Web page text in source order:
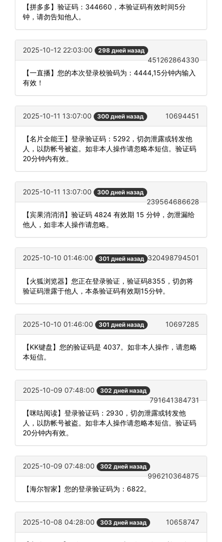
【拼多多】验证码：344660，本验证码有效时间5分
钟，请勿告知他人。
2025-10-12 22:03:00 298 дней назад
451262864330
【一直播】您的本次登录校验码为：4444,15分钟内输入
有效！
2025-10-11 13:07:00 300 дней назад 10694451
【名片全能王】登录验证码：5292，切勿泄露或转发他
人，以防帐号被盗。如非本人操作请忽略本短信。验证码
20分钟内有效。
2025-10-11 13:07:00 300 дней назад
239564686628
【宾果消消消】验证码 4824 有效期 15 分钟，勿泄漏给
他人，如非本人操作请忽略。
2025-10-10 01:46:00 301 дней назад 320498794501
【火狐浏览器】您正在登录验证，验证码8355，切勿将
验证码泄露于他人，本条验证码有效期15分钟。
2025-10-10 01:46:00 301 дней назад 10697285
【KK键盘】您的验证码是 4037。如非本人操作，请忽略
本短信。
2025-10-09 07:48:00 302 дней назад
791641384731
【咪咕阅读】登录验证码：2930，切勿泄露或转发他
人，以防帐号被盗。如非本人操作请忽略本短信。验证码
20分钟内有效。
2025-10-09 07:48:00 302 дней назад
996210364875
【海尔智家】您的登录验证码为：6822。
2025-10-08 04:28:00 303 дней назад 10658747